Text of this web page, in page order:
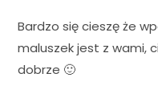
Bardzo się cieszę że
maluszek jest z wami,
dobrze 🙂